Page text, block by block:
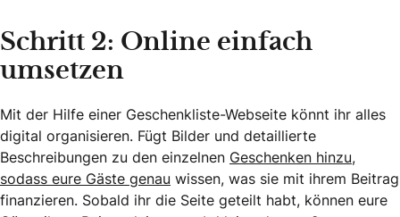
Schritt 2: Online einfach
umsetzen
Mit der Hilfe einer Geschenkliste-Webseite könnt ihr alles
digital organisieren. Fügt Bilder und detaillierte
Beschreibungen zu den einzelnen Geschenken hinzu,
sodass eure Gäste genau wissen, was sie mit ihrem Beitrag
finanzieren. Sobald ihr die Seite geteilt habt, können eure